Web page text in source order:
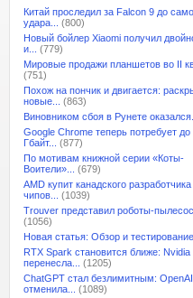
Китай проследил за Falcon 9 до
удара...
(800)
Новый бойлер Xiaomi получил
и...
(779)
Мировые продажи планшетов во II
(751)
Похож на пончик и двигается:
новые...
(863)
Виновником сбоя в Рунете оказался...
Google Chrome теперь потребует до
Гбайт...
(877)
По мотивам книжной серии «Коты-
Воители»...
(679)
AMD купит канадского
чипов...
(1039)
Trouver представил роботы-
(1056)
Новая статья: Обзор и
RTX Spark становится ближе: Nvidia
перенесла...
(1205)
ChatGPT стал безлимитным: OpenAI
отменила...
(1089)